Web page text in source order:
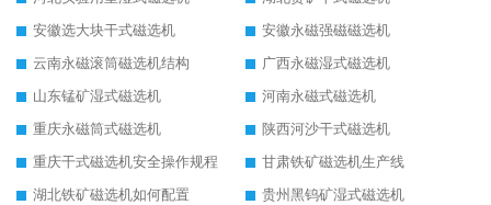
安徽选大块干式磁选机
安徽永磁强磁磁选机
云南永磁滚筒磁选机结构
广西永磁湿式磁选机
山东锰矿湿式磁选机
河南永磁式磁选机
重庆永磁筒式磁选机
陕西河沙干式磁选机
重庆干式磁选机安全操作规程
甘肃铁矿磁选机生产线
湖北铁矿磁选机如何配置
贵州黑钨矿湿式磁选机